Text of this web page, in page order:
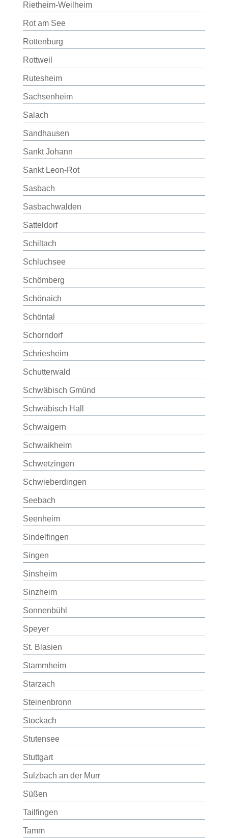
Rietheim-Weilheim
Rot am See
Rottenburg
Rottweil
Rutesheim
Sachsenheim
Salach
Sandhausen
Sankt Johann
Sankt Leon-Rot
Sasbach
Sasbachwalden
Satteldorf
Schiltach
Schluchsee
Schömberg
Schönaich
Schöntal
Schorndorf
Schriesheim
Schutterwald
Schwäbisch Gmünd
Schwäbisch Hall
Schwaigern
Schwaikheim
Schwetzingen
Schwieberdingen
Seebach
Seenheim
Sindelfingen
Singen
Sinsheim
Sinzheim
Sonnenbühl
Speyer
St. Blasien
Stammheim
Starzach
Steinenbronn
Stockach
Stutensee
Stuttgart
Sulzbach an der Murr
Süßen
Tailfingen
Tamm